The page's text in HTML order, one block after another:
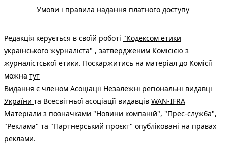
Умови і правила надання платного доступу
Редакція керується в своїй роботі "Кодексом етики
українського журналіста" , затвердженим Комісією з
журналістської етики. Поскаржитись на матеріал до Комісії
можна тут
Видання є членом Асоціації Незалежні регіональні видавці
України та Всесвітньої асоціації видавців WAN-IFRA
Матеріали з позначками "Новини компаній", "Прес-служба",
"Реклама" та "Партнерський проєкт" опубліковані на правах
реклами.